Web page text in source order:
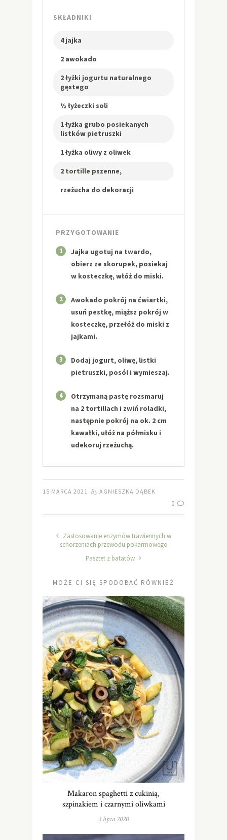
SKŁADNIKI
4 jajka
2 awokado
2 łyżki jogurtu naturalnego
gęstego
½ łyżeczki soli
1 łyżka grubo posiekanych
listków pietruszki
1 łyżka oliwy z oliwek
2 tortille pszenne,
rzeżucha do dekoracji
PRZYGOTOWANIE
1
Jajka ugotuj na twardo,
obierz ze skorupek, posiekaj
w kosteczkę, włóż do miski.
2
Awokado pokrój na ćwiartki,
usuń pestkę, miąższ pokrój w
kosteczkę, przełóż do miski z
jajkami.
3
Dodaj jogurt, oliwę, listki
pietruszki, posól i wymieszaj.
4
Otrzymaną pastę rozsmaruj
na 2 tortillach i zwiń roladki,
następnie pokrój na ok. 2 cm
kawałki, ułóż na półmisku i
udekoruj rzeżuchą.
15 MARCA 2021 By AGNIESZKA DĄBEK
0
Zastosowanie enzymów trawiennych w
schorzeniach przewodu pokarmowego
Pasztet z batatów
MOŻE CI SIĘ SPODOBAĆ RÓWNIEŻ
Makaron spaghetti z cukinią,
szpinakiem i czarnymi oliwkami
3 lipca 2020